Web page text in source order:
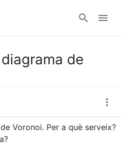
vos
de
Voronoi. Per a què serveix?